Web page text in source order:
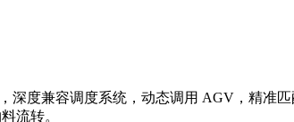
深度兼容调度系统，动态调用 AGV，精准
流转。